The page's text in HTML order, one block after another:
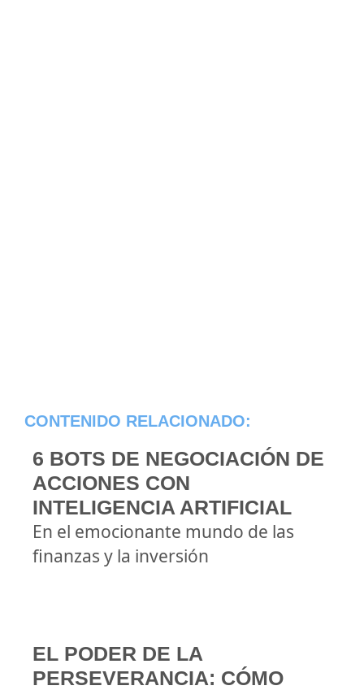
CONTENIDO RELACIONADO:
6 BOTS DE NEGOCIACIÓN DE
ACCIONES CON
INTELIGENCIA ARTIFICIAL
En el emocionante mundo de las
finanzas y la inversión
EL PODER DE LA
PERSEVERANCIA: CÓMO